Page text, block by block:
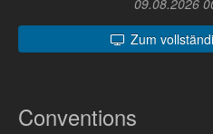
09.08.2026
Zum
Conventions